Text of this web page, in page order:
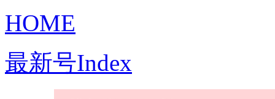
HOME
最新号Index